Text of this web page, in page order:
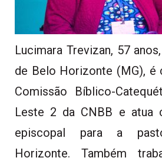
Lucimara Trevizan, 57
de Belo Horizonte (MG), é
Comissão Bíblico-
Leste 2 da CNBB e atua
episcopal para a
Horizonte. Também